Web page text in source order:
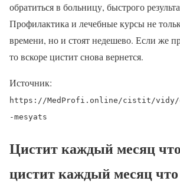
обратиться в больницу, быстрого
Профилактика и лечебные курсы не
времени, но и стоят недешево. Если же
то вскоре цистит снова вернется.
Источник:
https://MedProfi.online/cistit/vidy/
-mesyats
Цистит каждый месяц
цистит каждый месяц что